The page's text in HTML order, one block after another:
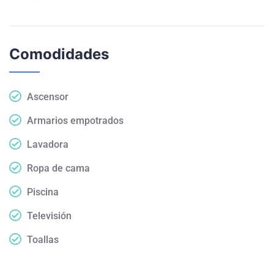
Comodidades
Ascensor
Armarios empotrados
Lavadora
Ropa de cama
Piscina
Televisión
Toallas